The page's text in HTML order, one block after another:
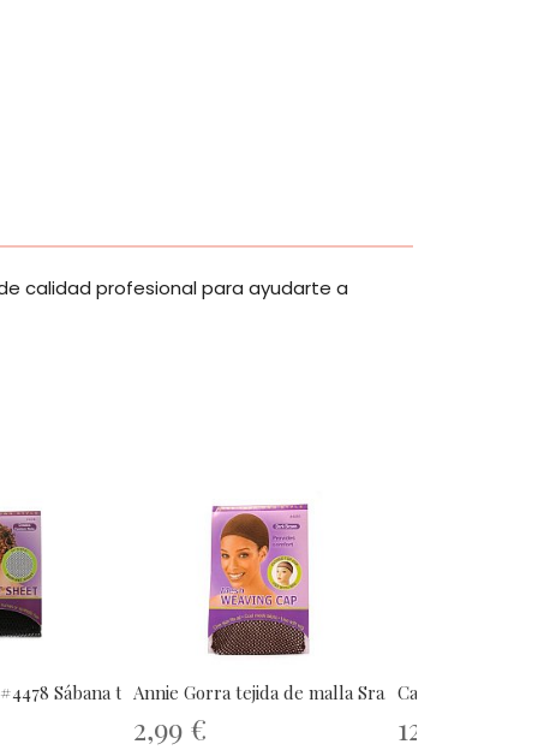
calidad profesional para ayudarte a
Sábana tejida...Annie Gorra tejida de malla Sra....
2,99 €
Casalfe Cepillo
12,00 €